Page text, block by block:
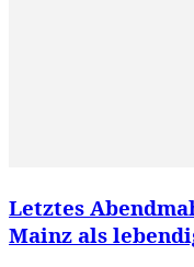
Letztes
Mainz als